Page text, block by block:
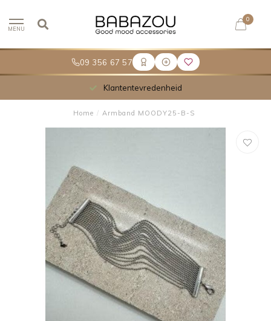
09 356 67 57
MENU
0
Klantentevredenheid
Home / Armband MOODY25-B-S